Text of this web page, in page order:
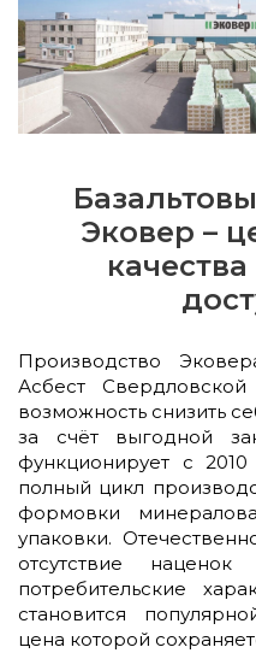
Эковер –
Производство
Асбест
возможность снизить
за счёт выгодной
функционирует с
полный цикл
формовки
упаковки.
отсутствие
потребительские
становится
цена которой